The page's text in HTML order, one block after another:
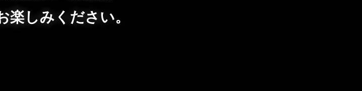
楽しみください。